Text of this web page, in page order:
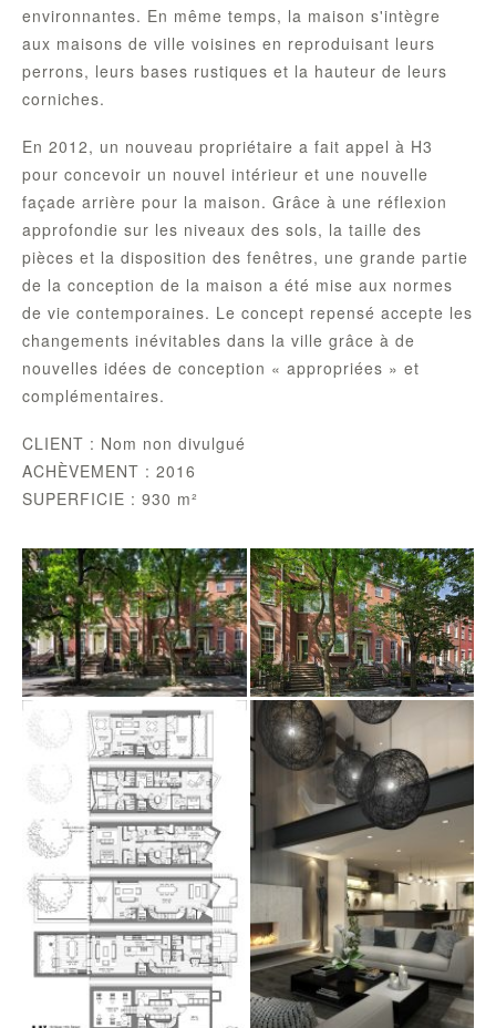
environnantes. En même temps, la maison s'intègre
aux maisons de ville voisines en reproduisant leurs
perrons, leurs bases rustiques et la hauteur de leurs
corniches.
En 2012, un nouveau propriétaire a fait appel à H3
pour concevoir un nouvel intérieur et une nouvelle
façade arrière pour la maison. Grâce à une réflexion
approfondie sur les niveaux des sols, la taille des
pièces et la disposition des fenêtres, une grande partie
de la conception de la maison a été mise aux normes
de vie contemporaines. Le concept repensé accepte les
changements inévitables dans la ville grâce à de
nouvelles idées de conception « appropriées » et
complémentaires.
CLIENT : Nom non divulgué
ACHÈVEMENT : 2016
SUPERFICIE : 930 m²